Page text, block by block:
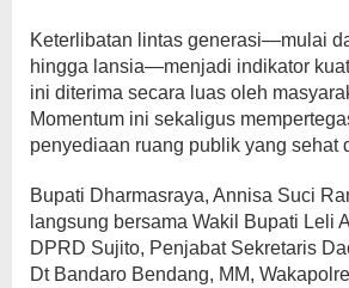
Keterlibatan lintas generasi—mulai
hingga lansia—menjadi indikator
ini diterima secara luas oleh
Momentum ini sekaligus
penyediaan ruang publik yang sehat
Bupati Dharmasraya, Annisa Suci
langsung bersama Wakil Bupati Leli
DPRD Sujito, Penjabat Sekretaris
Dt Bandaro Bendang, MM,